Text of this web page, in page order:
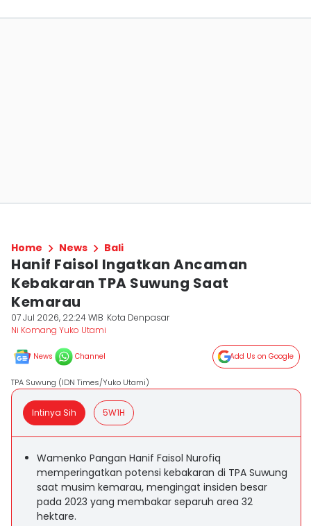
Home News Bali
Hanif Faisol Ingatkan Ancaman
Kebakaran TPA Suwung Saat
Kemarau
07 Jul 2026, 22:24 WIB Kota Denpasar
Ni Komang Yuko Utami
News Channel Add Us on Google
TPA Suwung (IDN Times/Yuko Utami)
Intinya Sih 5W1H
Wamenko Pangan Hanif Faisol Nurofiq
memperingatkan potensi kebakaran di TPA Suwung
saat musim kemarau, mengingat insiden besar
pada 2023 yang membakar separuh area 32
hektare.